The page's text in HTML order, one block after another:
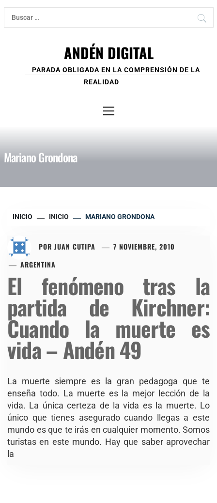
Ir
contenido
Buscar:
ANDÉN DIGITAL
PARADA OBLIGADA EN LA COMPRENSIÓN DE LA
REALIDAD
principal
Mariano Grondona
INICIO INICIO MARIANO GRONDONA
POR JUAN CUTIPA
7 NOVIEMBRE, 2010
ARGENTINA
El fenómeno tras la
partida de Kirchner:
Cuando la muerte es
vida – Andén 49
La muerte siempre es la gran pedagoga que te
enseña todo. La muerte es la mejor lección de la
vida. La única certeza de la vida es la muerte. Lo
único que tienes asegurado cuando llegas a este
mundo es que te irás en cualquier momento. Somos
turistas en este mundo. Hay que saber aprovechar
la